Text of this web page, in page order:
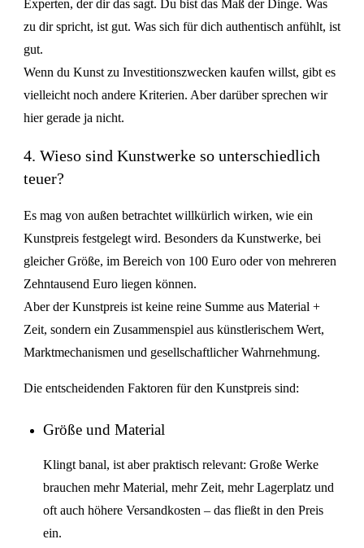
Experten, der dir das sagt. Du bist das Maß der Dinge. Was
zu dir spricht, ist gut. Was sich für dich authentisch anfühlt, ist
gut.
Wenn du Kunst zu Investitionszwecken kaufen willst, gibt es
vielleicht noch andere Kriterien. Aber darüber sprechen wir
hier gerade ja nicht.
4. Wieso sind Kunstwerke so unterschiedlich
teuer?
Es mag von außen betrachtet willkürlich wirken, wie ein
Kunstpreis festgelegt wird. Besonders da Kunstwerke, bei
gleicher Größe, im Bereich von 100 Euro oder von mehreren
Zehntausend Euro liegen können.
Aber der Kunstpreis ist keine reine Summe aus Material +
Zeit, sondern ein Zusammenspiel aus künstlerischem Wert,
Marktmechanismen und gesellschaftlicher Wahrnehmung.
Die entscheidenden Faktoren für den Kunstpreis sind:
Größe und Material
Klingt banal, ist aber praktisch relevant: Große Werke
brauchen mehr Material, mehr Zeit, mehr Lagerplatz und
oft auch höhere Versandkosten – das fließt in den Preis
ein.